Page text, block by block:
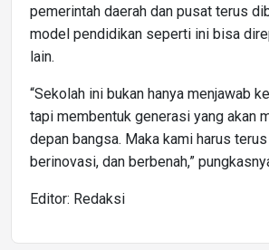
pemerintah daerah dan pusat terus
model pendidikan seperti ini bisa
lain.
“Sekolah ini bukan hanya menjawab
tapi membentuk generasi yang akan
depan bangsa. Maka kami harus
berinovasi, dan berbenah,”
Editor: Redaksi